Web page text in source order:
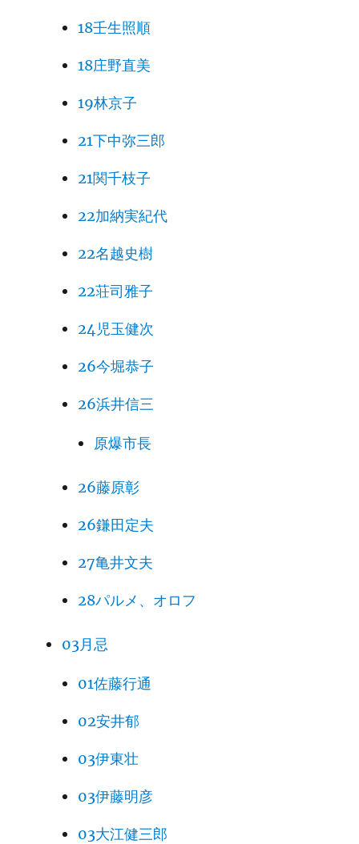
18壬生照順
18庄野直美
19林京子
21下中弥三郎
21関千枝子
22加納実紀代
22名越史樹
22荘司雅子
24児玉健次
26今堀恭子
26浜井信三
原爆市長
26藤原彰
26鎌田定夫
27亀井文夫
28パルメ、オロフ
03月忌
01佐藤行通
02安井郁
03伊東壮
03伊藤明彦
03大江健三郎